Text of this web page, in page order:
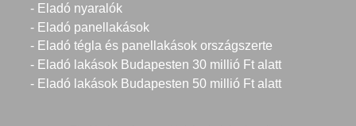
- Eladó nyaralók
- Eladó panellakások
- Eladó tégla és panellakások országszerte
- Eladó lakások Budapesten 30 millió Ft alatt
- Eladó lakások Budapesten 50 millió Ft alatt